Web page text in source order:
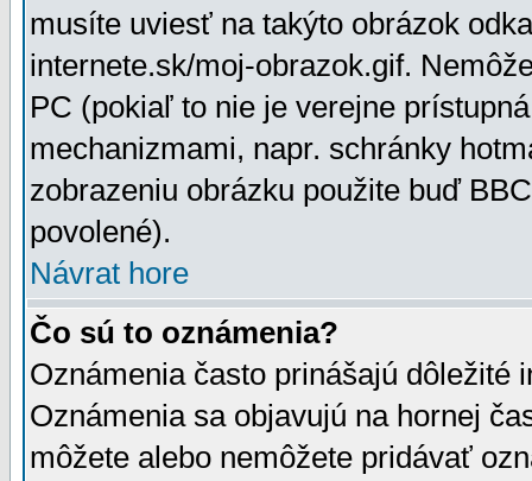
musíte uviesť na takýto obrázok
internete.sk/moj-obrazok.gif.
PC (pokiaľ to nie je verejne
mechanizmami, napr. schránky
zobrazeniu obrázku použite buď
povolené).
Návrat hore
Čo sú to oznámenia?
Oznámenia často prinášajú dôležité
Oznámenia sa objavujú na hornej
môžete alebo nemôžete pridávať